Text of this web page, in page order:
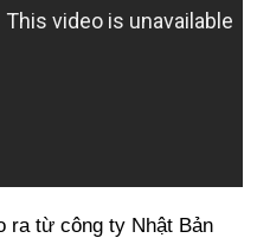
ra từ công ty Nhật Bản